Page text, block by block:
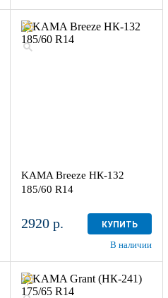
KAMA Breeze НК-132
185/60 R14
2920 р. КУПИТЬ
В наличии